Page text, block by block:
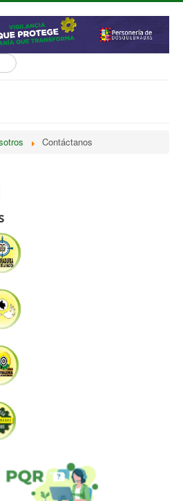
en el Trabajo
Contáctanos